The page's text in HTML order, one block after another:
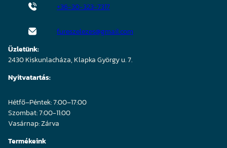
+36-30-323-7317
fureszelezes@gmail.com
Üzletünk:
2430 Kiskunlacháza, Klapka György u. 7.
Nyitvatartás:
Hétfő–Péntek: 7:00–17:00
Szombat: 7:00-11:00
Vasárnap: Zárva
Termékeink